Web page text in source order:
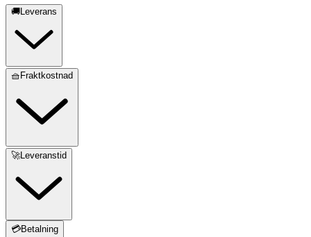
🚚Leverans
🧺Fraktkostnad
🚀Leveranstid
💳Betalning